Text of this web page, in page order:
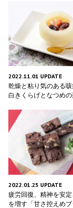
2022.11.01 UPDATE
乾燥と粘り気のある
白きくらげとなつめの
2022.01.25 UPDATE
疲労回復、精神を安
を増す「甘さ控えめブ